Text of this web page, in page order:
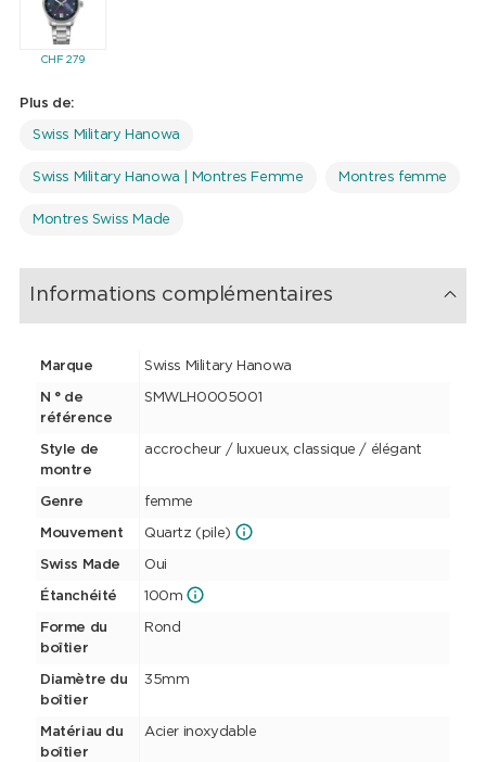
CHF279
Plus de:
Swiss Military Hanowa
Swiss Military Hanowa | Montres Femme Montres femme
Montres Swiss Made
Informations complémentaires
Marque Swiss Military Hanowa
N ° de
référence
SMWLH0005001
Style de
montre
accrocheur / luxueux, classique / élégant
Genre femme
Mouvement Quartz (pile)
Swiss Made Oui
Étanchéité 100m
Forme du
boîtier
Rond
Diamètre du
boîtier
35mm
Matériau du
boîtier
Acier inoxydable